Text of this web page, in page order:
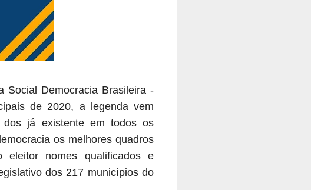
Social Democracia Brasileira -
de 2020, a legenda vem
dos já existente em todos os
os melhores quadros
eleitor nomes qualificados e
dos 217 municípios do